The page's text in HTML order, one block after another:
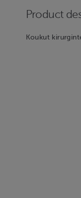
Product
Koukut